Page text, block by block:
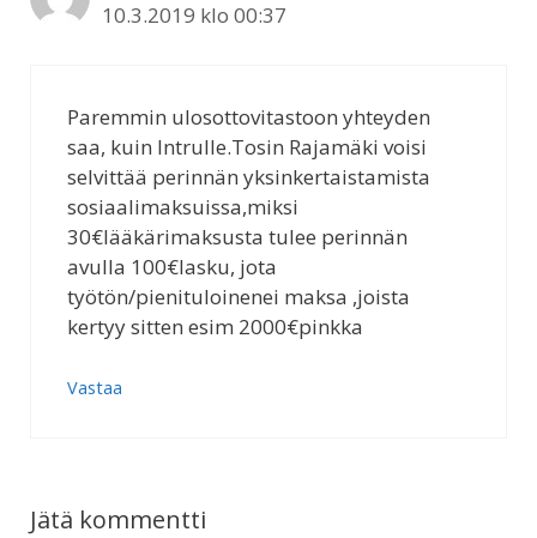
10.3.2019 klo 00:37
Paremmin ulosottovitastoon yhteyden
saa, kuin Intrulle.Tosin Rajamäki voisi
selvittää perinnän yksinkertaistamista
sosiaalimaksuissa,miksi
30€lääkärimaksusta tulee perinnän
avulla 100€lasku, jota
työtön/pienituloinenei maksa ,joista
kertyy sitten esim 2000€pinkka
Vastaa
Jätä kommentti